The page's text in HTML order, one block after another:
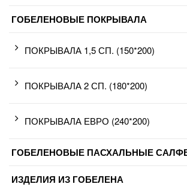
ГОБЕЛЕНОВЫЕ ПОКРЫВАЛА
ПОКРЫВАЛА 1,5 СП. (150*200)
ПОКРЫВАЛА 2 СП. (180*200)
ПОКРЫВАЛА ЕВРО (240*200)
ГОБЕЛЕНОВЫЕ ПАСХАЛЬНЫЕ
ИЗДЕЛИЯ ИЗ ГОБЕЛЕНА